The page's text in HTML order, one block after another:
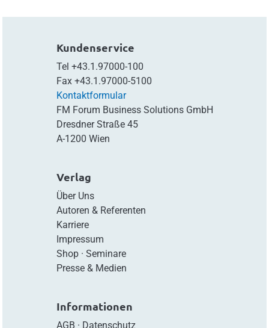
Kundenservice
Tel +43.1.97000-100
Fax +43.1.97000-5100
Kontaktformular
FM Forum Business Solutions GmbH
Dresdner Straße 45
A-1200 Wien
Verlag
Über Uns
Autoren & Referenten
Karriere
Impressum
Shop· Seminare
Presse & Medien
Informationen
AGB · Datenschutz